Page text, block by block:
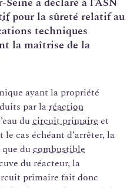
pour la sûreté relatif au
techniques
la maîtrise de la
ayant la propriété
par laréaction
ducircuit primaireet
cas échéant d’arrêter, la
ducombustible
du réacteur, la
primaire fait donc